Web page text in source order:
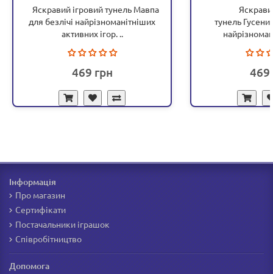
Яскравий ігровий тунель Мавпа
для безлічі найрізноманітніших
активних ігор. ..
469
тунель
469
Інформація
Про магазин
Сертифікати
Постачальники іграшок
Співробітництво
Допомога